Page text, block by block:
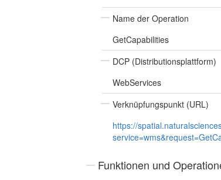
Name der Operation
GetCapabilities
DCP (Distributionsplattform)
WebServices
Verknüpfungspunkt (URL)
https://
Funktionen und